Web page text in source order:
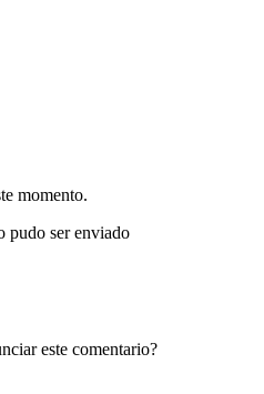
momento.
pudo ser enviado
este comentario?